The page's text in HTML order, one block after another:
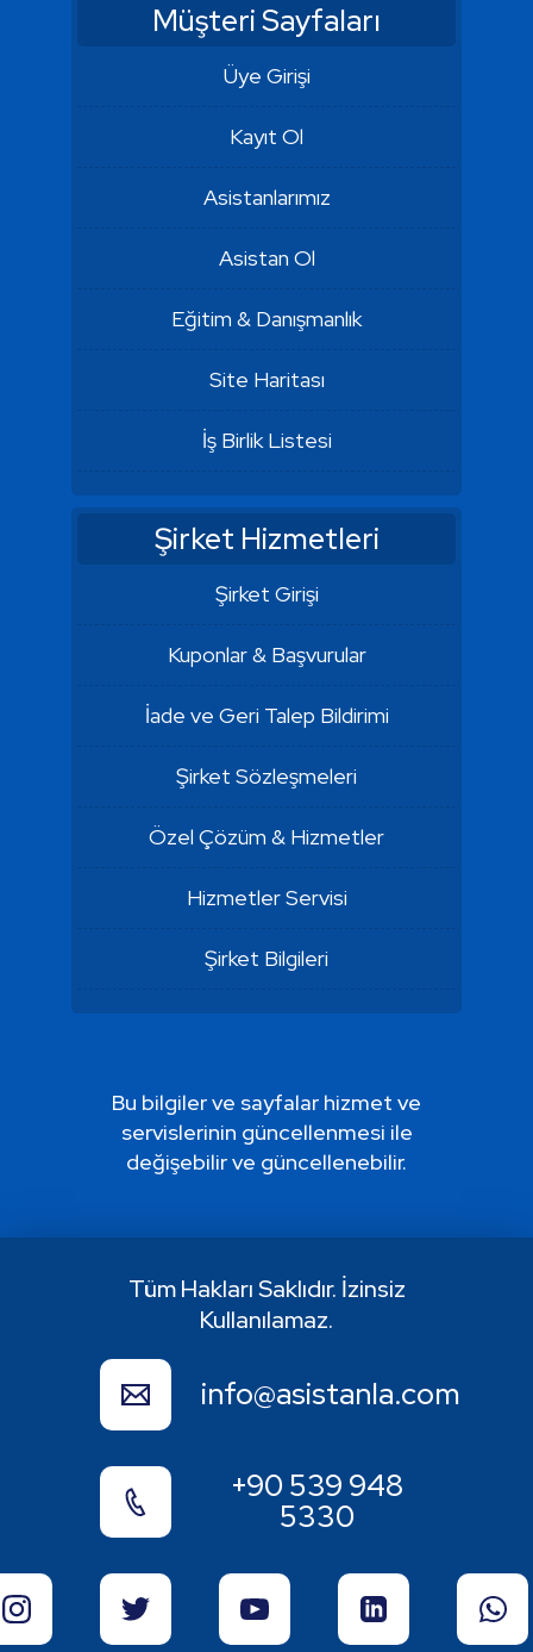
Müşteri Sayfaları
Üye Girişi
Kayıt Ol
Asistanlarımız
Asistan Ol
Eğitim & Danışmanlık
Site Haritası
İş Birlik Listesi
Şirket Hizmetleri
Şirket Girişi
Kuponlar & Başvurular
İade ve Geri Talep Bildirimi
Şirket Sözleşmeleri
Özel Çözüm & Hizmetler
Hizmetler Servisi
Şirket Bilgileri
Bu bilgiler ve sayfalar hizmet ve
servislerinin güncellenmesi ile
değişebilir ve güncellenebilir.
Tüm Hakları Saklıdır. İzinsiz
Kullanılamaz.
info@asistanla.com
+90 539 948
5330